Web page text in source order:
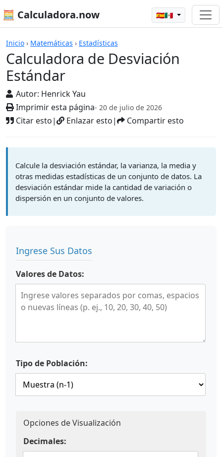
🧮 Calculadora.now 🇪🇸🇲🇽
Inicio › Matemáticas › Estadísticas
Calculadora de Desviación
Estándar
Autor: Henrick Yau
Imprimir esta página- 20 de julio de 2026
Citar esto| Enlazar esto| Compartir esto
Calculadoras
Calcule la desviación estándar, la varianza, la media y
otras medidas estadísticas de un conjunto de datos. La
desviación estándar mide la cantidad de variación o
dispersión en un conjunto de valores.
Ingrese Sus Datos
Valores de Datos:
Tipo de Población:
Opciones de Visualización
Decimales: